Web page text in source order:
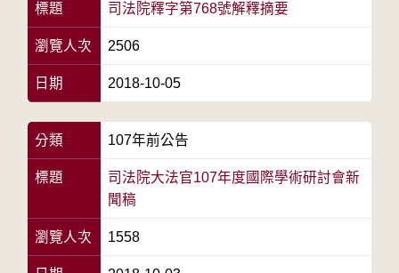
標題 司法院釋字第768號解釋摘要
瀏覽人次 2506
日期 2018-10-05
分類 107年前公告
標題
司法院大法官107年度國際學術研討會新
聞稿
瀏覽人次 1558